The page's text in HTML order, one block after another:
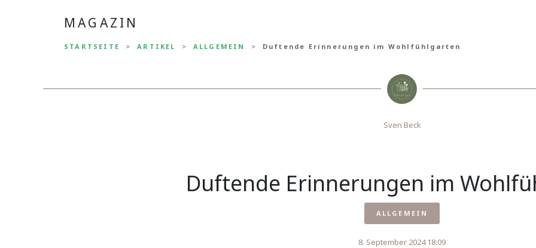
MAGAZIN
STARTSEITE ARTIKEL ALLGEMEIN Duftende Erinnerungen im Wohlfühlgarten
Sven Beck
Duftende Erinnerungen im
ALLGEMEIN
8. September 2024 18:09